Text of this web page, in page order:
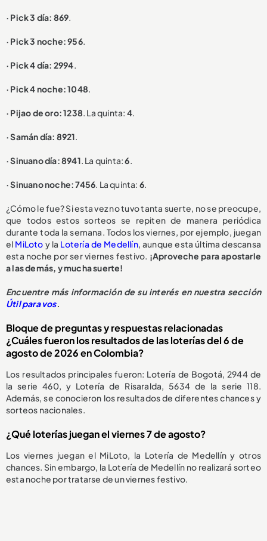
· Pick 3 día: 869.
· Pick 3 noche: 956.
· Pick 4 día: 2994.
· Pick 4 noche: 1048.
· Pijao de oro: 1238. La quinta: 4.
· Samán día: 8921.
· Sinuano día: 8941. La quinta:6.
· Sinuano noche: 7456. La quinta: 6.
¿Cómo le fue? Si esta vez no tuvo tanta suerte, no se preocupe,
que todos estos sorteos se repiten de manera periódica
durante toda la semana. Todos los viernes, por ejemplo, juegan
el MiLoto y la Lotería de Medellín, aunque esta última descansa
esta noche por ser viernes festivo. ¡Aproveche para apostarle
a las demás, y mucha suerte!
Encuentre más información de su interés en nuestra sección
Útil para vos.
Bloque de preguntas y respuestas relacionadas
¿Cuáles fueron los resultados de las loterías del 6 de
agosto de 2026 en Colombia?
Los resultados principales fueron: Lotería de Bogotá, 2944 de
la serie 460, y Lotería de Risaralda, 5634 de la serie 118.
Además, se conocieron los resultados de diferentes chances y
sorteos nacionales.
¿Qué loterías juegan el viernes 7 de agosto?
Los viernes juegan el MiLoto, la Lotería de Medellín y otros
chances. Sin embargo, la Lotería de Medellín no realizará sorteo
esta noche por tratarse de un viernes festivo.